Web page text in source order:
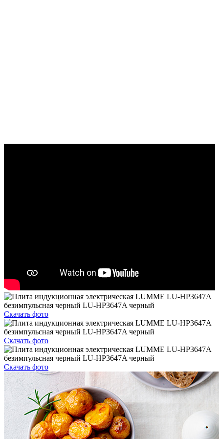
Скачать фото
Скачать фото
Скачать фото